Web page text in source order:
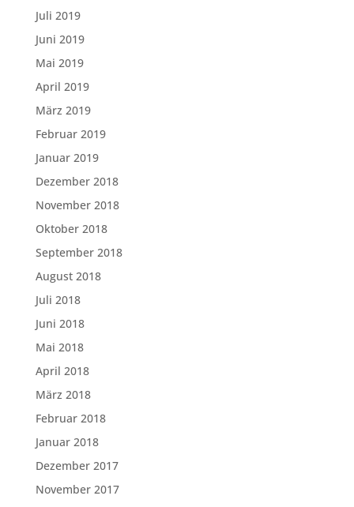
Juli 2019
Juni 2019
Mai 2019
April 2019
März 2019
Februar 2019
Januar 2019
Dezember 2018
November 2018
Oktober 2018
September 2018
August 2018
Juli 2018
Juni 2018
Mai 2018
April 2018
März 2018
Februar 2018
Januar 2018
Dezember 2017
November 2017